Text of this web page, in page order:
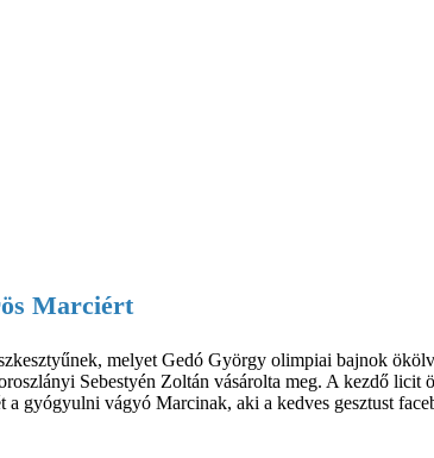
Marciért
melyet Gedó György olimpiai bajnok
Sebestyén Zoltán vásárolta meg. A kezdő
a gyógyulni vágyó Marcinak, aki a kedves gesztust